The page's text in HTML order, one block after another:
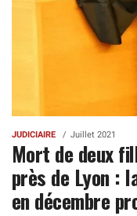
JUDICIAIRE Juillet 2021
Mort de deux
près de Lyon :
en décembre